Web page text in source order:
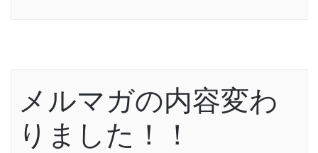
メルマガの内容変わ
りました！！